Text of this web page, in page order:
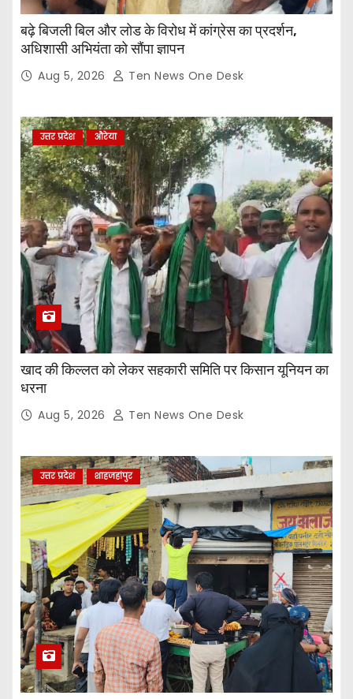
बढ़े बिजली बिल और लोड के विरोध में कांग्रेस का प्रदर्शन,
अधिशासी अभियंता को सौंपा ज्ञापन
Aug 5, 2026 Ten News One Desk
उत्तर प्रदेश औरेया
खाद की किल्लत को लेकर सहकारी समिति पर किसान यूनियन का
धरना
Aug 5, 2026 Ten News One Desk
उत्तर प्रदेश शाहजहांपुर